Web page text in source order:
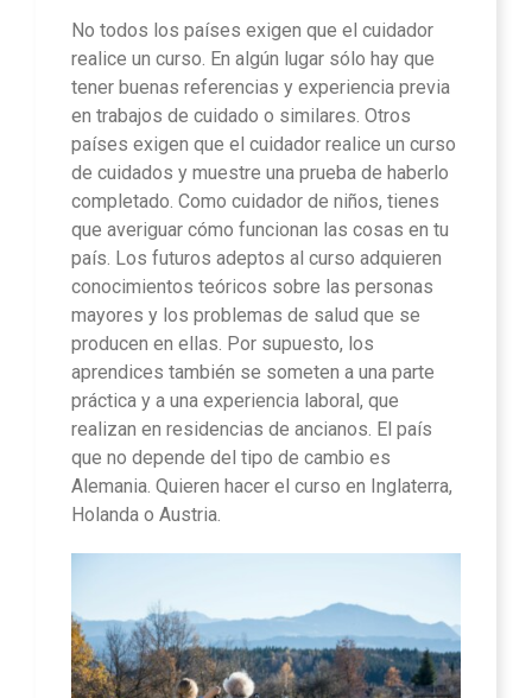
No todos los países exigen que el cuidador
realice un curso. En algún lugar sólo hay que
tener buenas referencias y experiencia previa
en trabajos de cuidado o similares. Otros
países exigen que el cuidador realice un curso
de cuidados y muestre una prueba de haberlo
completado. Como cuidador de niños, tienes
que averiguar cómo funcionan las cosas en tu
país. Los futuros adeptos al curso adquieren
conocimientos teóricos sobre las personas
mayores y los problemas de salud que se
producen en ellas. Por supuesto, los
aprendices también se someten a una parte
práctica y a una experiencia laboral, que
realizan en residencias de ancianos. El país
que no depende del tipo de cambio es
Alemania. Quieren hacer el curso en Inglaterra,
Holanda o Austria.